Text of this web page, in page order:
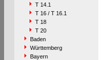
T 14.1
T 16 / T 16.1
T 18
T 20
Baden
Württemberg
Bayern